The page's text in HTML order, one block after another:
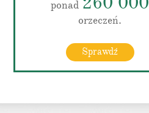
ponad
orzeczeń.
Sprawdź